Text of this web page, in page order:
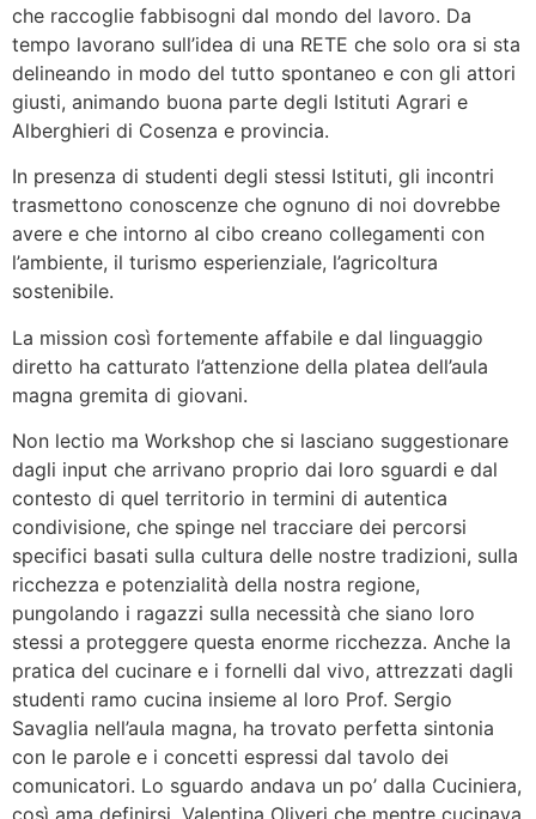
che raccoglie fabbisogni dal mondo del lavoro. Da
tempo lavorano sull’idea di una RETE che solo ora si sta
delineando in modo del tutto spontaneo e con gli attori
giusti, animando buona parte degli Istituti Agrari e
Alberghieri di Cosenza e provincia.
In presenza di studenti degli stessi Istituti, gli incontri
trasmettono conoscenze che ognuno di noi dovrebbe
avere e che intorno al cibo creano collegamenti con
l’ambiente, il turismo esperienziale, l’agricoltura
sostenibile.
La mission così fortemente affabile e dal linguaggio
diretto ha catturato l’attenzione della platea dell’aula
magna gremita di giovani.
Non lectio ma Workshop che si lasciano suggestionare
dagli input che arrivano proprio dai loro sguardi e dal
contesto di quel territorio in termini di autentica
condivisione, che spinge nel tracciare dei percorsi
specifici basati sulla cultura delle nostre tradizioni, sulla
ricchezza e potenzialità della nostra regione,
pungolando i ragazzi sulla necessità che siano loro
stessi a proteggere questa enorme ricchezza. Anche la
pratica del cucinare e i fornelli dal vivo, attrezzati dagli
studenti ramo cucina insieme al loro Prof. Sergio
Savaglia nell’aula magna, ha trovato perfetta sintonia
con le parole e i concetti espressi dal tavolo dei
comunicatori. Lo sguardo andava un po’ dalla Cuciniera,
così ama definirsi, Valentina Oliveri che mentre cucinava